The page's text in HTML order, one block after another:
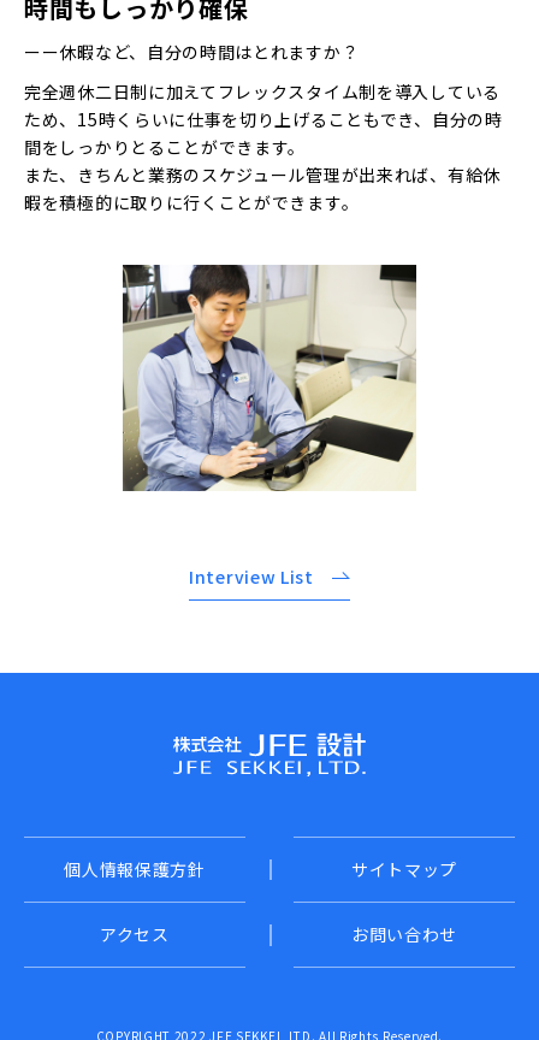
時間もしっかり確保
ーー休暇など、自分の時間はとれますか？
完全週休二日制に加えてフレックスタイム制を導入している
ため、15時くらいに仕事を切り上げることもでき、自分の時
間をしっかりとることができます。
また、きちんと業務のスケジュール管理が出来れば、有給休
暇を積極的に取りに行くことができます。
Interview List
個人情報保護方針 サイトマップ
アクセス お問い合わせ
COPYRIGHT 2022 JFE SEKKEI, LTD. All Rights Reserved.